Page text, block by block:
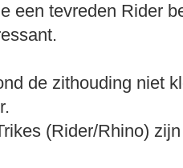
een tevreden Rider
de zithouding niet
(Rider/Rhino)